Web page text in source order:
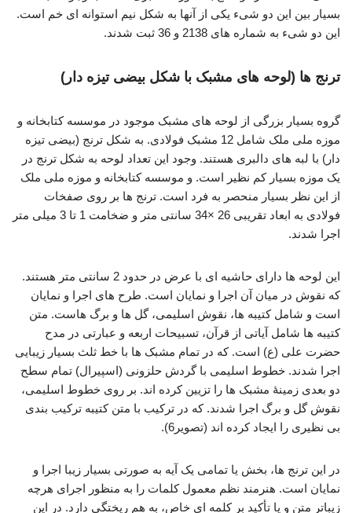
بسیار بین این دو شیء یکی از آنها به شکل نیم استوانه ای خم است.
این دو شیء به شماره های 2138 و 36 ثبت شدند.
ترنج ها (لوحه های مشبک با شکل بیضی تیزه دار)
گروه بسیار بزرگی از لوحه های مشبک موجود در موسسه کتابخانه و
موزه ملی ملک شامل 12 مشبک فولادی. به شکل ترنج (بیضی تیزه
دار) با لبه های دالبری هستند. وجود این تعداد لوحه به شکل ترنج در
یک موزه بسیار کم نظیر است. و موسسه کتابخانه و موزه ملی ملک
از این نظر بسیار منحصر به فرد است. ترنج ها بر روی صفخات
فولادی به ابعاد تقریبی 26 ×34 سانتی متر و ضخامت 1 تا 3 میلی متر
اجرا شدند.
این لوحه ها دارای حاشیه ای با عرض در حدود 2 سانتی متر هستند.
که نقوش در میان آن اجرا و نمایان است. طرح های اجرا و نمایان
است و شامل کتیبه ها، نقوش اسلیمی، گل ها و برگ هاست. متن
کتیبه ها شامل آیاتی از قرآن، تسبیحات اربعه و عبارتی در مدح
حضرت علی (ع) است. که در تمام مشبک ها با خط ثلث بسیار زیبایی
اجرا شدند. خطوط اسلیمی با گردش حلزونی (اسپیرال) تمام سطح
دو بعدی زمینۀ مشبک ها را تزیین کرده اند. بر روی خطوط اسلیمی،
نقوش گل و برگ اجرا شدند. که در ترکیب با متن کتیبه ترکیب بندی
بی نظیری را ایجاد کرده اند (تصویر6).
در این ترنج ها، بخش یا تمامی یک آیه به صورتی بسیار زیبا اجرا و
نمایان است. هنرمند نظم معمول کلمات را به منظور اجرای هرچه
زیباتر متن و یا تأکید بر کلمه ای خاص، به هم ریختگی دارد. در این